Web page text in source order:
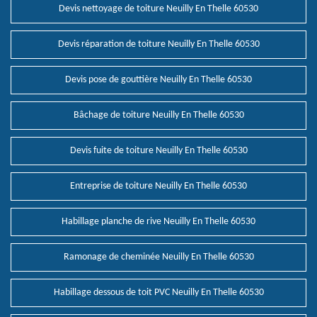
Devis nettoyage de toiture Neuilly En Thelle 60530
Devis réparation de toiture Neuilly En Thelle 60530
Devis pose de gouttière Neuilly En Thelle 60530
Bâchage de toiture Neuilly En Thelle 60530
Devis fuite de toiture Neuilly En Thelle 60530
Entreprise de toiture Neuilly En Thelle 60530
Habillage planche de rive Neuilly En Thelle 60530
Ramonage de cheminée Neuilly En Thelle 60530
Habillage dessous de toit PVC Neuilly En Thelle 60530